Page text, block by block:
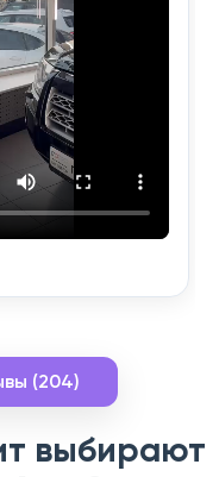
(204)
выбирают